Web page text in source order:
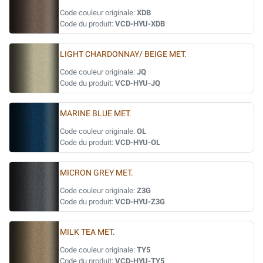
Code couleur originale: XDB
Code du produit: VCD-HYU-XDB
LIGHT CHARDONNAY/ BEIGE MET.
Code couleur originale: JQ
Code du produit: VCD-HYU-JQ
MARINE BLUE MET.
Code couleur originale: OL
Code du produit: VCD-HYU-OL
MICRON GREY MET.
Code couleur originale: Z3G
Code du produit: VCD-HYU-Z3G
MILK TEA MET.
Code couleur originale: TY5
Code du produit: VCD-HYU-TY5